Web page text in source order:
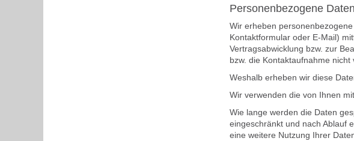
Personenbezogene
Wir erheben
Kontaktformular oder E-Mail)
Vertragsabwicklung bzw. zur
bzw. die Kontaktaufnahme
Weshalb erheben wir diese
Wir verwenden die von Ihnen
Wie lange werden die Daten
eingeschränkt und nach Ablauf
eine weitere Nutzung Ihrer